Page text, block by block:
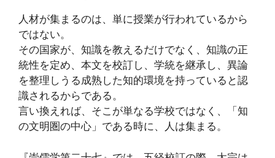
人材が集まるのは、単に授業が行われているから
ではない。
その国家が、知識を教えるだけでなく、知識の正
統性を定め、本文を校訂し、学統を継承し、異論
を整理しうる成熟した知的環境を持っていると認
識されるからである。
言い換えれば、そこが単なる学校ではなく、「知
の文明圏の中心」である時に、人は集まる。